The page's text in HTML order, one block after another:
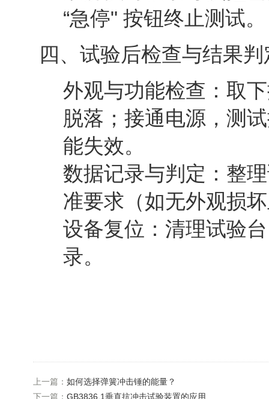
“急停" 按钮终止测试。
四、试验后检查与结果判
外观与功能检查 ：取
脱落；接通电源，测
能失效。
数据记录与判定 ：整
准要求（如无外观损
设备复位 ：清理试验
录。
上一篇： 如何选择弹簧冲击锤的能量？
下一篇： GB3836.1垂直抗冲击试验装置的应用